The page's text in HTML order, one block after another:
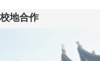
校地合作